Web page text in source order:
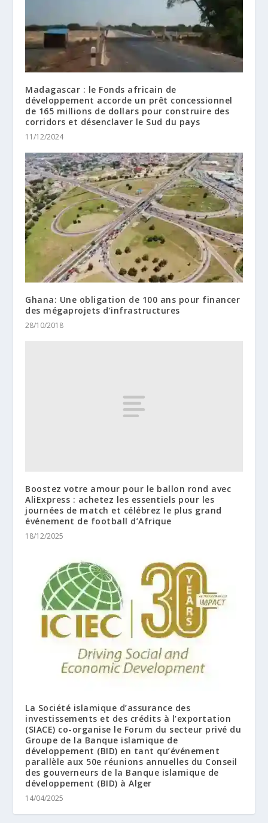
Madagascar : le Fonds africain de
développement accorde un prêt concessionnel
de 165 millions de dollars pour construire des
corridors et désenclaver le Sud du pays
11/12/2024
Ghana: Une obligation de 100 ans pour financer
des mégaprojets d’infrastructures
28/10/2018
Boostez votre amour pour le ballon rond avec
AliExpress : achetez les essentiels pour les
journées de match et célébrez le plus grand
événement de football d’Afrique
18/12/2025
La Société islamique d’assurance des
investissements et des crédits à l’exportation
(SIACE) co-organise le Forum du secteur privé du
Groupe de la Banque islamique de
développement (BID) en tant qu’événement
parallèle aux 50e réunions annuelles du Conseil
des gouverneurs de la Banque islamique de
développement (BID) à Alger
14/04/2025